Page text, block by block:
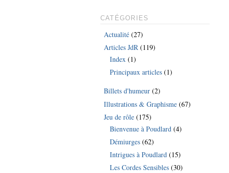
CATÉGORIES
Actualité (27)
Articles JdR (119)
Index (1)
Principaux articles (1)
Billets d'humeur (2)
Illustrations & Graphisme (67)
Jeu de rôle (175)
Bienvenue à Poudlard (4)
Démiurges (62)
Intrigues à Poudlard (15)
Les Cordes Sensibles (30)